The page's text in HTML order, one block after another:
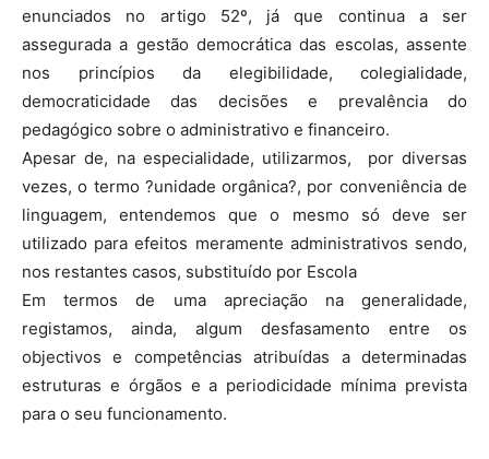
enunciados no artigo 52º, já que continua a ser
assegurada a gestão democrática das escolas, assente
nos princípios da elegibilidade, colegialidade,
democraticidade das decisões e prevalência do
pedagógico sobre o administrativo e financeiro.
Apesar de, na especialidade, utilizarmos, por diversas
vezes, o termo ?unidade orgânica?, por conveniência de
linguagem, entendemos que o mesmo só deve ser
utilizado para efeitos meramente administrativos sendo,
nos restantes casos, substituído por Escola
Em termos de uma apreciação na generalidade,
registamos, ainda, algum desfasamento entre os
objectivos e competências atribuídas a determinadas
estruturas e órgãos e a periodicidade mínima prevista
para o seu funcionamento.